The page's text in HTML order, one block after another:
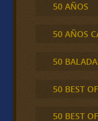
50 AÑOS
50 AÑOS
50
50 BEST OF
50 BEST